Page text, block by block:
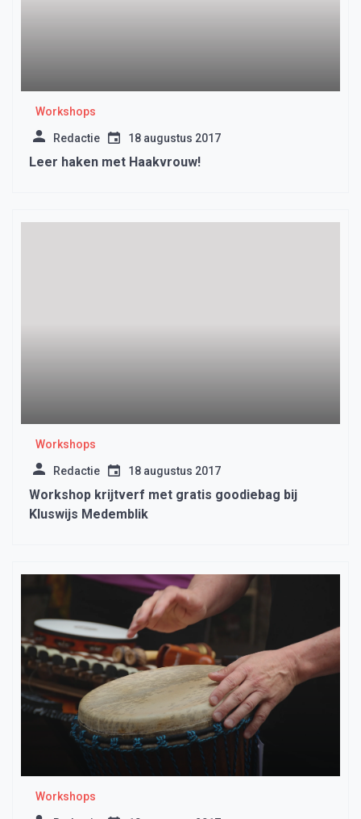
Workshops
Redactie 18 augustus 2017
Leer haken met Haakvrouw!
Workshops
Redactie 18 augustus 2017
Workshop krijtverf met gratis goodiebag bij
Kluswijs Medemblik
Workshops